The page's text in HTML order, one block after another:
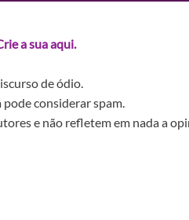
a sua aqui.
de ódio.
considerar spam.
e não refletem em nada a